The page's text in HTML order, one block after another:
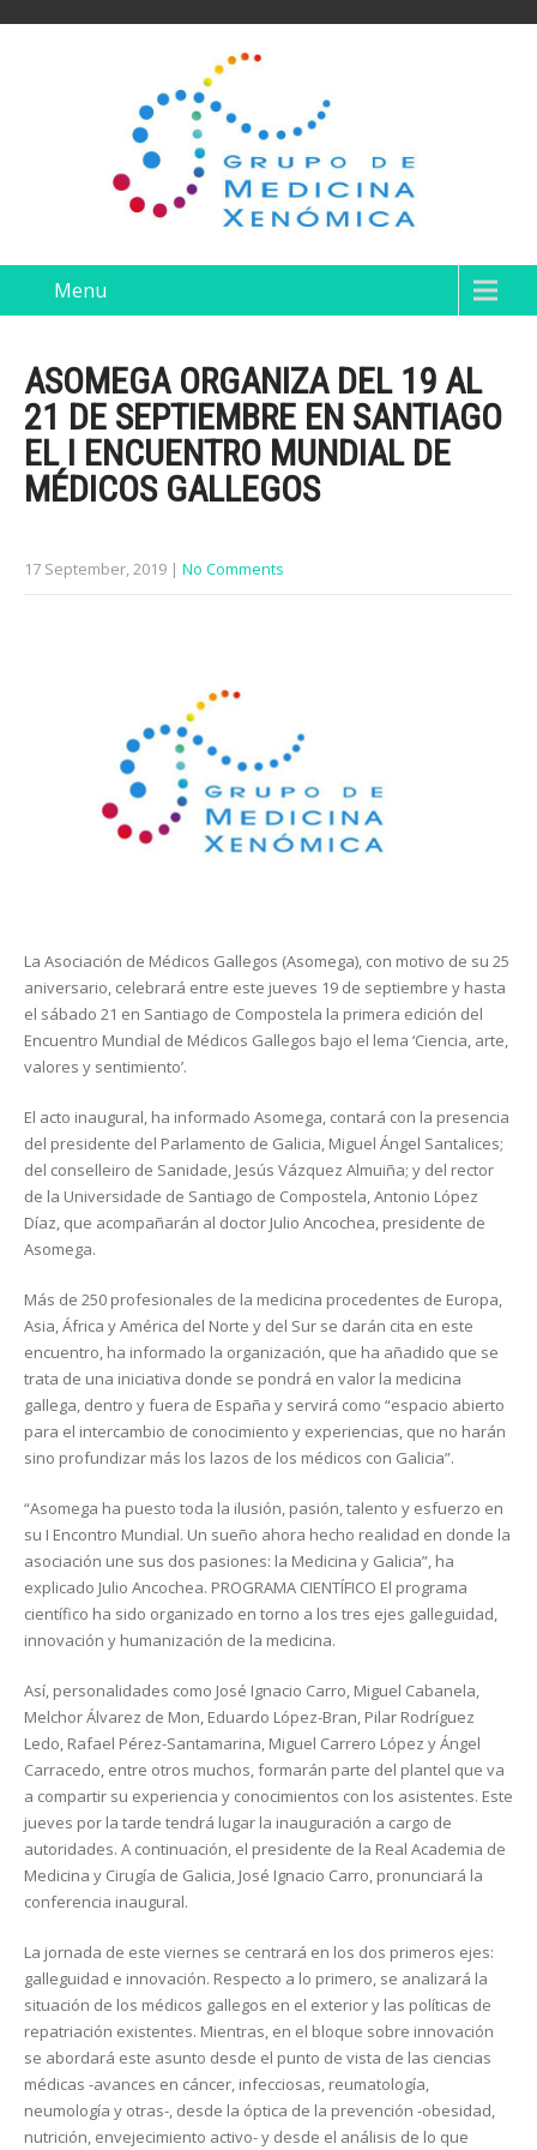
Menu
ASOMEGA ORGANIZA DEL 19 AL
21 DE SEPTIEMBRE EN SANTIAGO
EL I ENCUENTRO MUNDIAL DE
MÉDICOS GALLEGOS
17 September, 2019 | No Comments
La Asociación de Médicos Gallegos (Asomega), con motivo de su 25
aniversario, celebrará entre este jueves 19 de septiembre y hasta
el sábado 21 en Santiago de Compostela la primera edición del
Encuentro Mundial de Médicos Gallegos bajo el lema ‘Ciencia, arte,
valores y sentimiento’.
El acto inaugural, ha informado Asomega, contará con la presencia
del presidente del Parlamento de Galicia, Miguel Ángel Santalices;
del conselleiro de Sanidade, Jesús Vázquez Almuiña; y del rector
de la Universidade de Santiago de Compostela, Antonio López
Díaz, que acompañarán al doctor Julio Ancochea, presidente de
Asomega.
Más de 250 profesionales de la medicina procedentes de Europa,
Asia, África y América del Norte y del Sur se darán cita en este
encuentro, ha informado la organización, que ha añadido que se
trata de una iniciativa donde se pondrá en valor la medicina
gallega, dentro y fuera de España y servirá como “espacio abierto
para el intercambio de conocimiento y experiencias, que no harán
sino profundizar más los lazos de los médicos con Galicia”.
“Asomega ha puesto toda la ilusión, pasión, talento y esfuerzo en
su I Encontro Mundial. Un sueño ahora hecho realidad en donde la
asociación une sus dos pasiones: la Medicina y Galicia”, ha
explicado Julio Ancochea. PROGRAMA CIENTÍFICO El programa
científico ha sido organizado en torno a los tres ejes galleguidad,
innovación y humanización de la medicina.
Así, personalidades como José Ignacio Carro, Miguel Cabanela,
Melchor Álvarez de Mon, Eduardo López-Bran, Pilar Rodríguez
Ledo, Rafael Pérez-Santamarina, Miguel Carrero López y Ángel
Carracedo, entre otros muchos, formarán parte del plantel que va
a compartir su experiencia y conocimientos con los asistentes. Este
jueves por la tarde tendrá lugar la inauguración a cargo de
autoridades. A continuación, el presidente de la Real Academia de
Medicina y Cirugía de Galicia, José Ignacio Carro, pronunciará la
conferencia inaugural.
La jornada de este viernes se centrará en los dos primeros ejes:
galleguidad e innovación. Respecto a lo primero, se analizará la
situación de los médicos gallegos en el exterior y las políticas de
repatriación existentes. Mientras, en el bloque sobre innovación
se abordará este asunto desde el punto de vista de las ciencias
médicas -avances en cáncer, infecciosas, reumatología,
neumología y otras-, desde la óptica de la prevención -obesidad,
nutrición, envejecimiento activo- y desde el análisis de lo que